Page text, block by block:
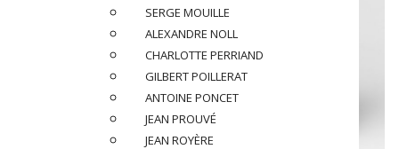
SERGE MOUILLE
ALEXANDRE NOLL
CHARLOTTE PERRIAND
GILBERT POILLERAT
ANTOINE PONCET
JEAN PROUVÉ
JEAN ROYÈRE